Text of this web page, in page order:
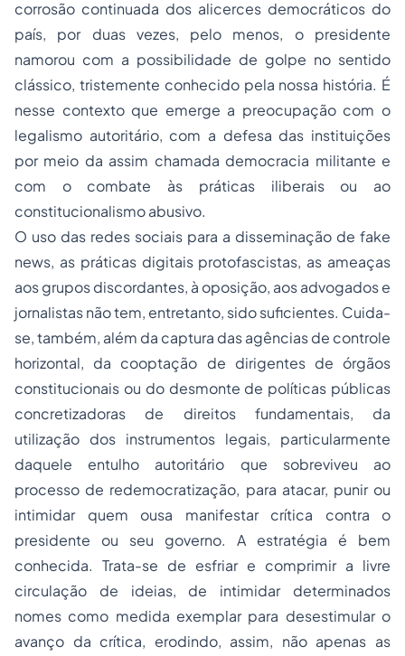
corrosão continuada dos alicerces democráticos do
país, por duas vezes, pelo menos, o presidente
namorou com a possibilidade de golpe no sentido
clássico, tristemente conhecido pela nossa história. É
nesse contexto que emerge a preocupação com o
legalismo autoritário, com a defesa das instituições
por meio da assim chamada democracia militante e
com o combate às práticas iliberais ou ao
constitucionalismoabusivo.
O uso das redes sociais para a disseminação de fake
news, as práticas digitais protofascistas, as ameaças
aos grupos discordantes, à oposição, aos advogados e
jornalistas não tem, entretanto, sido suficientes. Cuida-
se, também, além da captura das agências de controle
horizontal, da cooptação de dirigentes de órgãos
constitucionais ou do desmonte de políticas públicas
concretizadoras de direitos fundamentais, da
utilização dos instrumentos legais, particularmente
daquele entulho autoritário que sobreviveu ao
processo de redemocratização, para atacar, punir ou
intimidar quem ousa manifestar crítica contra o
presidente ou seu governo. A estratégia é bem
conhecida. Trata-se de esfriar e comprimir a livre
circulação de ideias, de intimidar determinados
nomes como medida exemplar para desestimular o
avanço da crítica, erodindo, assim, não apenas as